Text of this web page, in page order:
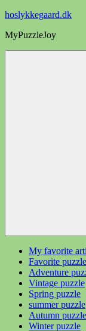
Videre
indhold
hoslykkegaard.dk
MyPuzzleJoy
My favorite
Favorite
Adventure
Vintage puzzle
Spring puzzle
summer puzzle
Autumn puzzle
Winter puzzle